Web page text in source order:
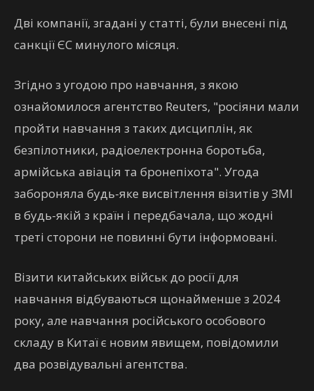
Дві компанії, згадані у статті, були внесені під
санкції ЄС минулого місяця.
Згідно з угодою про навчання, з якою
ознайомилося агентство Reuters, "росіяни мали
пройти навчання з таких дисциплін, як
безпілотники, радіоелектронна боротьба,
армійська авіація та бронепіхота". Угода
забороняла будь-яке висвітлення візитів у ЗМІ
в будь-якій з країн і передбачала, що жодні
треті сторони не повинні бути інформовані.
Візити китайських військ до росії для
навчання відбуваються щонайменше з 2024
року, але навчання російського особового
складу в Китаї є новим явищем, повідомили
два розвідувальні агентства.